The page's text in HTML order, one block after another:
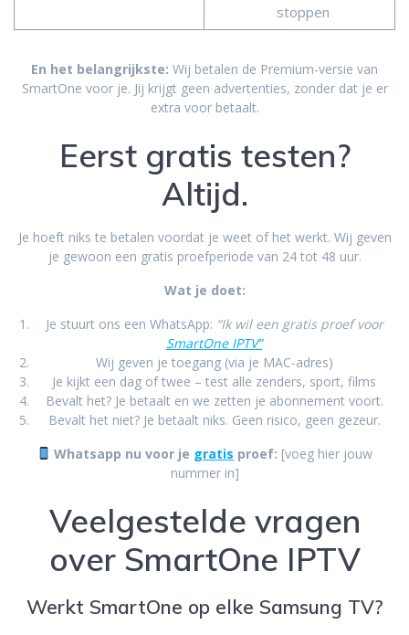
stoppen
En het belangrijkste: Wij betalen de Premium-versie van
SmartOne voor je. Jij krijgt geen advertenties, zonder dat je er
extra voor betaalt.
Eerst gratis testen?
Altijd.
Je hoeft niks te betalen voordat je weet of het werkt. Wij geven
je gewoon een gratis proefperiode van 24 tot 48 uur.
Wat je doet:
Je stuurt ons een WhatsApp: “Ikwil een gratis proef voor
SmartOne IPTV”
Wij geven je toegang (via je MAC-adres)
Je kijkt een dag of twee – test alle zenders, sport, films
Bevalt het? Je betaalt en we zetten je abonnement voort.
Bevalt het niet? Je betaalt niks. Geen risico, geen gezeur.
Whatsapp nu voor je gratis proef: [voeg hier jouw
nummer in]
Veelgestelde vragen
over SmartOne IPTV
Werkt SmartOne op elke Samsung TV?